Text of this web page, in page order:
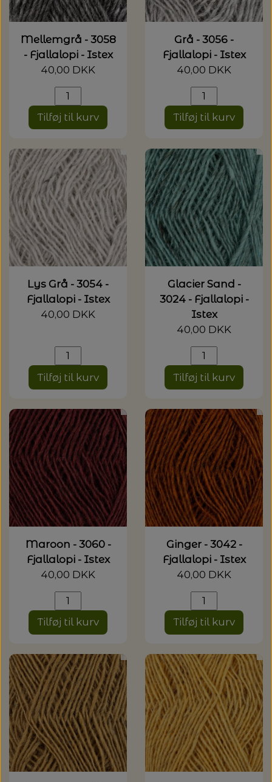
Mellemgrå - 3058
- Fjallalopi - Istex
40,00 DKK
Tilføj til kurv
Grå - 3056 -
Fjallalopi - Istex
40,00 DKK
Tilføj til kurv
Lys Grå - 3054 -
Fjallalopi - Istex
40,00 DKK
Tilføj til kurv
Glacier Sand -
3024 - Fjallalopi -
Istex
40,00 DKK
Tilføj til kurv
Maroon - 3060 -
Fjallalopi - Istex
40,00 DKK
Tilføj til kurv
Ginger - 3042 -
Fjallalopi - Istex
40,00 DKK
Tilføj til kurv